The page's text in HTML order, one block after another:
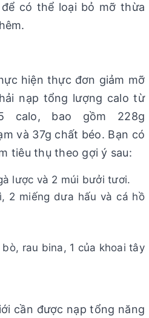
có thể loại bỏ mỡ thừa
hiện thực đơn giảm mỡ
nạp tổng lượng calo từ
calo, bao gồm 228g
và 37g chất béo. Bạn có
tiêu thụ theo gợi ý sau:
lược và 2 múi bưởi tươi.
2 miếng dưa hấu và cá hồ
rau bina, 1 của khoai tây
cần được nạp tổng năng